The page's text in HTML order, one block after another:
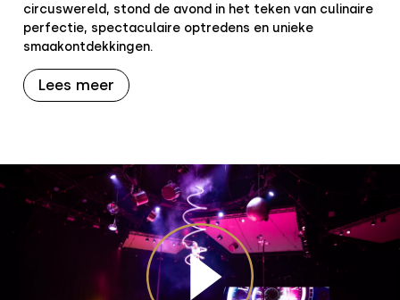
circuswereld, stond de avond in het teken van culinaire
perfectie, spectaculaire optredens en unieke
smaakontdekkingen.
Lees meer